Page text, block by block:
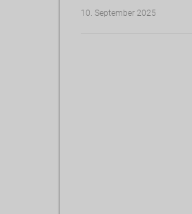
10. September 2025